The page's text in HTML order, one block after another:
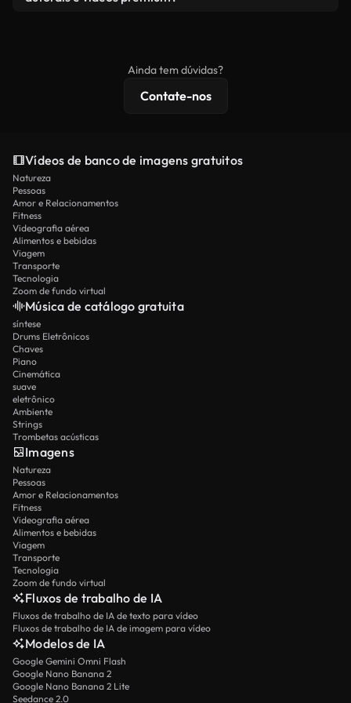
licenciamento estendidas.
Ainda tem dúvidas?
Contate-nos
Vídeos de banco de imagens gratuitos
Natureza
Pessoas
Amor e Relacionamentos
Fitness
Videografia aérea
Alimentos e bebidas
Viagem
Transporte
Tecnologia
Zoom de fundo virtual
Música de catálogo gratuita
síntese
Drums Eletrônicos
Chaves
Piano
Cinemática
suave
eletrônico
Ambiente
Strings
Trombetas acústicas
Imagens
Natureza
Pessoas
Amor e Relacionamentos
Fitness
Videografia aérea
Alimentos e bebidas
Viagem
Transporte
Tecnologia
Zoom de fundo virtual
Fluxos de trabalho de IA
Fluxos de trabalho de IA de texto para vídeo
Fluxos de trabalho de IA de imagem para vídeo
Modelos de IA
Google Gemini Omni Flash
Google Nano Banana 2
Google Nano Banana 2 Lite
Seedance 2.0